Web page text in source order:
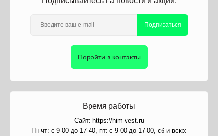
Подписаться
Перейти в контакты
Время работы
Сайт: https://him-vest.ru
Пн-чт: с 9-00 до 17-40, пт: с 9-00 до 17-00, сб и вскр: